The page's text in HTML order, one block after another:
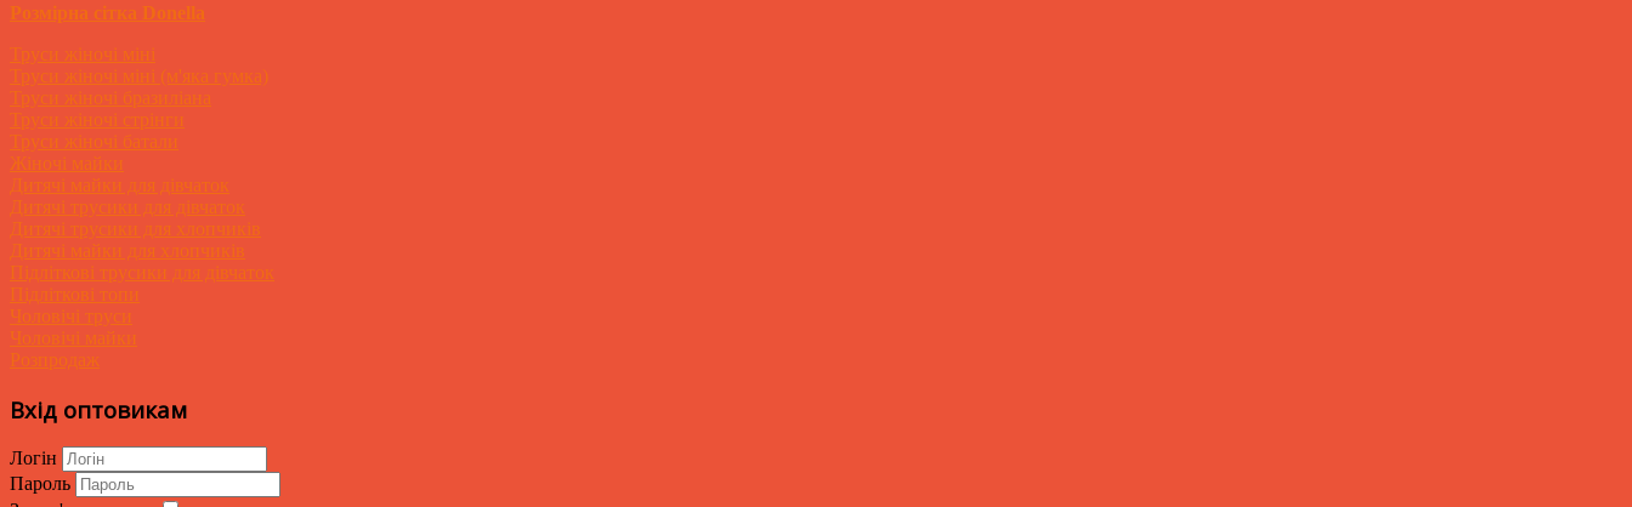
Розмірна сітка Donella
Труси жіночі міні
Труси жіночі міні (м'яка гумка)
Труси жіночі бразиліана
Труси жіночі стрінги
Труси жіночі батали
Жіночі майки
Дитячі майки для дівчаток
Дитячі трусики для дівчаток
Дитячі трусики для хлопчиків
Дитячі майки для хлопчиків
Підліткові трусики для дівчаток
Підліткові топи
Чоловічі труси
Чоловічі майки
Розпродаж
Вхід оптовикам
Логін
Пароль